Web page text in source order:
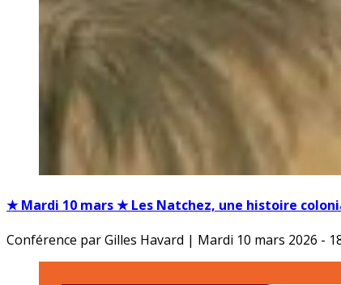
★ Mardi 10 mars ★ Les Natchez, une histoire
Conférence par Gilles Havard | Mardi 10 mars 2026 -